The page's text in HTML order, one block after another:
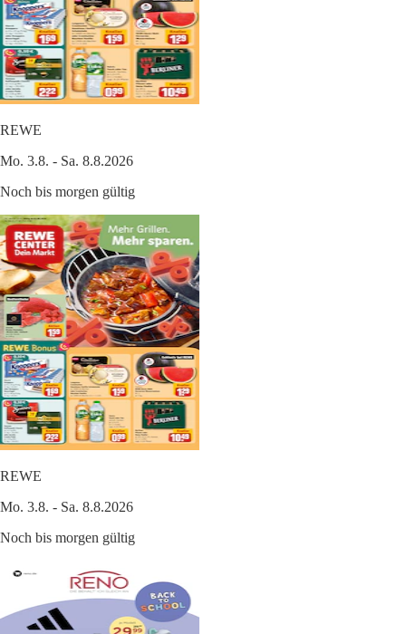
REWE
Mo. 3.8. - Sa. 8.8.2026
Noch bis morgen gültig
REWE
Mo. 3.8. - Sa. 8.8.2026
Noch bis morgen gültig